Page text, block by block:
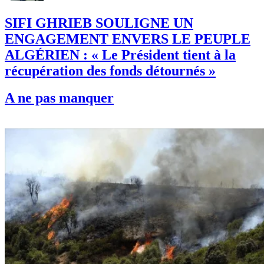
SIFI GHRIEB SOULIGNE UN
ENGAGEMENT ENVERS LE PEUPLE
ALGÉRIEN : « Le Président tient à la
récupération des fonds détournés »
A ne pas manquer